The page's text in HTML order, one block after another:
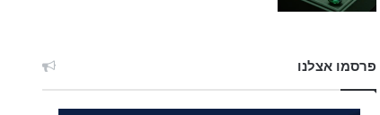
פרסמו אצלנו